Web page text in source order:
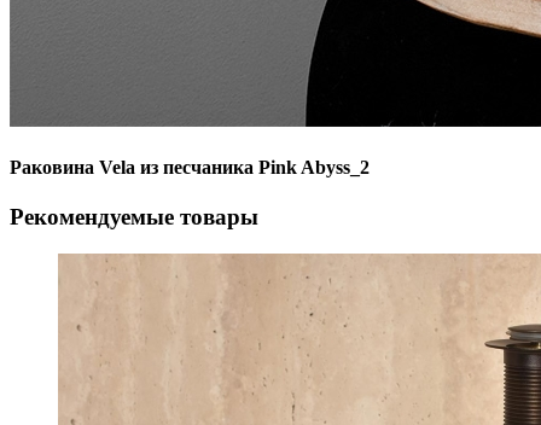
Раковина Vela из песчаника Pink Abyss_2
Рекомендуемые товары